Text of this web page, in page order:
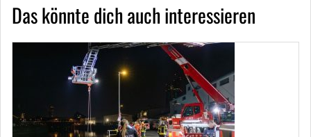
Das könnte dich auch interessieren